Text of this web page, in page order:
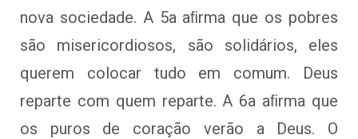
nova sociedade. A 5a aﬁrma que os pobres
são misericordiosos, são solidários, eles
querem colocar tudo em comum. Deus
reparte com quem reparte. A 6a aﬁrma que
os puros de coração verão a Deus. O